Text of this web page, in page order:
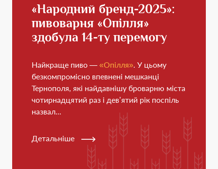
«Народний бренд-2025»:
пивоварня «Опілля»
здобула 14-ту перемогу
Найкраще пиво — «Опілля». У цьому
безкомпромісно впевнені мешканці
Тернополя, які найдавнішу броварню міста
чотирнадцятий раз і дев’ятий рік поспіль
назвал...
Детальніше